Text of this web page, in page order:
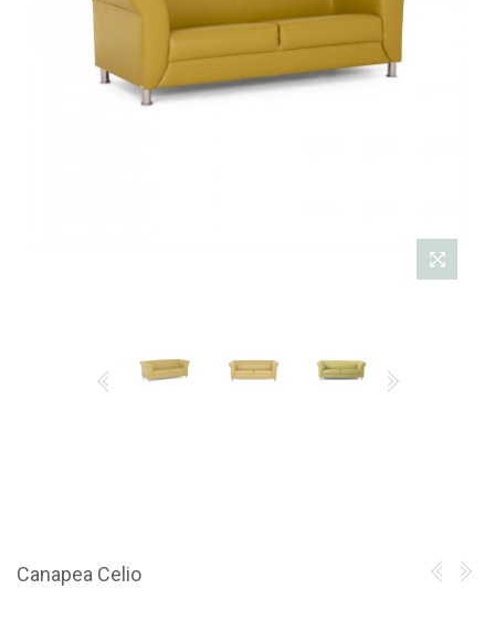
Canapea Celio